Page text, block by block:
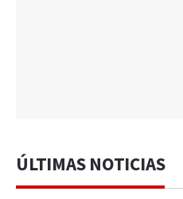
ÚLTIMAS NOTICIAS